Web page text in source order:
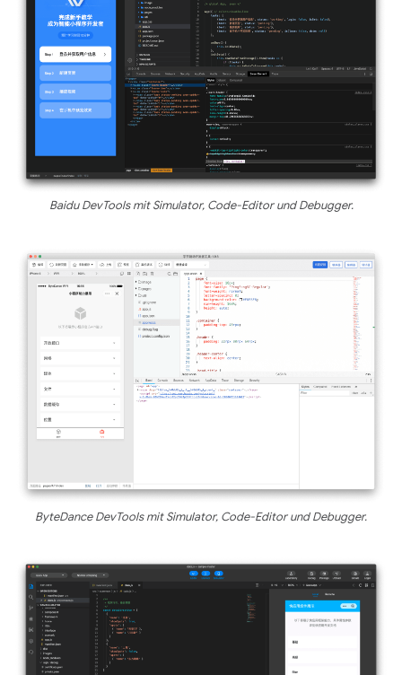
Baidu DevTools mit Simulator, Code-Editor und Debugger.
ByteDance DevTools mit Simulator, Code-Editor und Debugger.